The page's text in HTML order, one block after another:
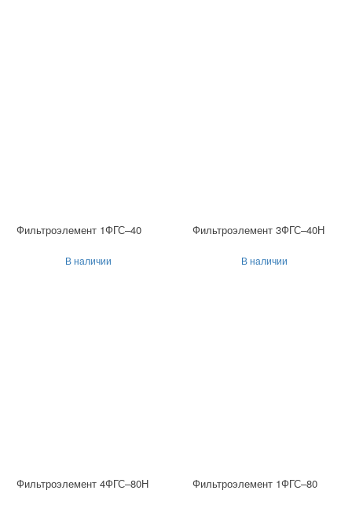
Фильтроэлемент 1ФГС–40
В наличии
Фильтроэлемент 3ФГС–40Н
В наличии
Фильтроэлемент 4ФГС–80Н Фильтроэлемент 1ФГС–80